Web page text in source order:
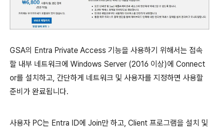
GSA의 Entra Private Access 기능을 사용하기 위해서는 접속
할 내부 네트워크에 Windows Server (2016 이상)에 Connect
or를 설치하고, 간단하게 네트워크 및 사용자를 지정하면 사용할
준비가 완료됩니다.
사용자 PC는 Entra ID에 Join만 하고, Client 프로그램을 설치 및